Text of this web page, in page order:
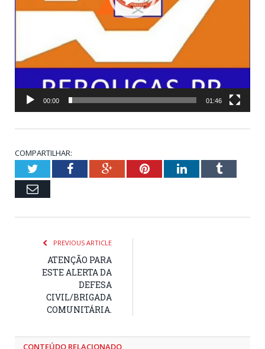
00:00 01:46
COMPARTILHAR:
TwitterFacebookGoogle+PinterestLinkedInTumblr
Email
PREVIOUS ARTICLE
ATENÇÃO PARA
ESTE ALERTA DA
DEFESA
CIVIL/BRIGADA
COMUNITÁRIA.
CONTEÚDO RELACIONADO